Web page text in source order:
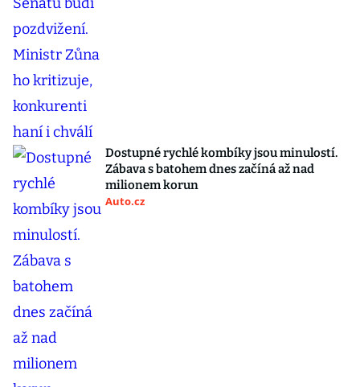
Dostupné rychlé kombíky jsou minulostí.
Zábava s batohem dnes začíná až nad
milionem korun
Auto.cz